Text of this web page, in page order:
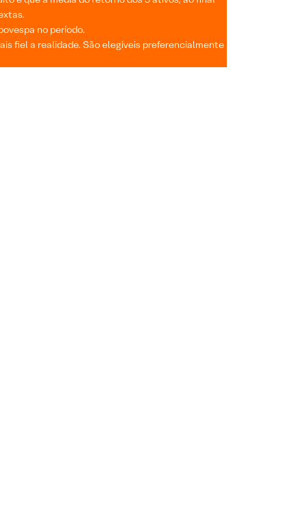
no período.
fiel a realidade. São elegíveis preferencialmente